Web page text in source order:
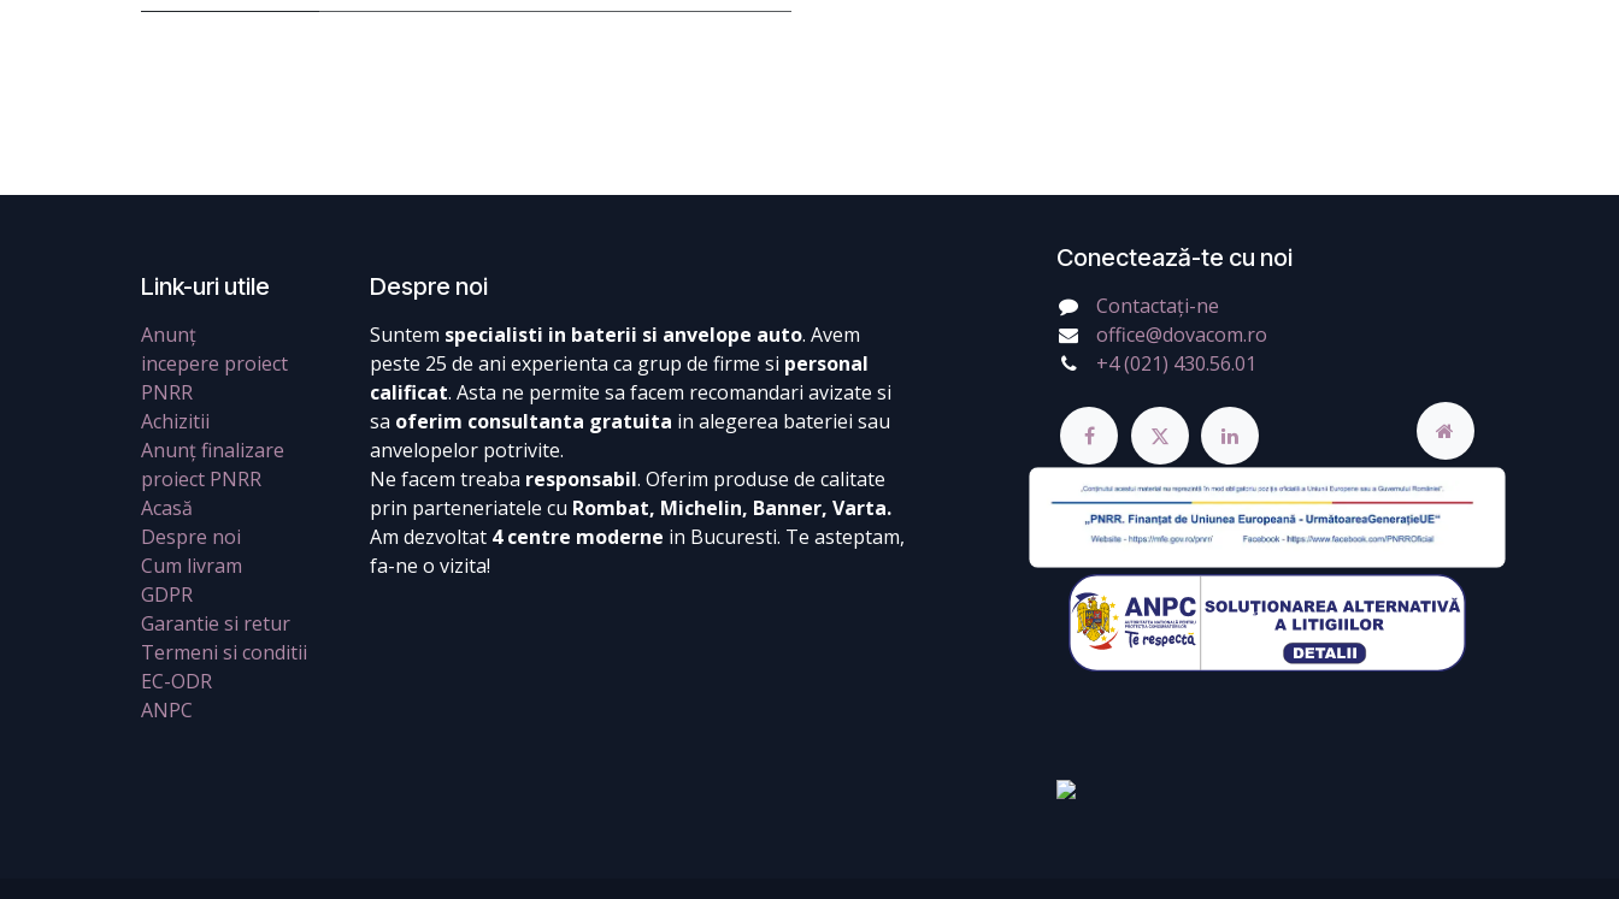
Link-uri utile
Anunț
incepere proiect
PNRR
Achizitii
Anunț finalizare
proiect PNRR
Acasă
Despre noi
Cum livram
GDPR
Garantie si retur
Termeni si conditii
EC-ODR
ANPC
Despre noi
Suntem specialisti in baterii si anvelope auto. Avem
peste 25 de ani experienta ca grup de firme si personal
calificat. Asta ne permite sa facem recomandari avizate si
sa oferim consultanta gratuita in alegerea bateriei sau
anvelopelor potrivite.
Ne facem treaba responsabil. Oferim produse de calitate
prin parteneriatele cu Rombat, Michelin, Banner, Varta.
Am dezvoltat 4 centre moderne in Bucuresti. Te asteptam,
fa-ne o vizita!
Conectează-te cu noi
Contactați-ne
office@dovacom.ro
+4 (021) 430.56.01